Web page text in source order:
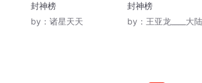
封神榜
by： 诸星天天
封神榜
by： 王亚龙____大陆电影院